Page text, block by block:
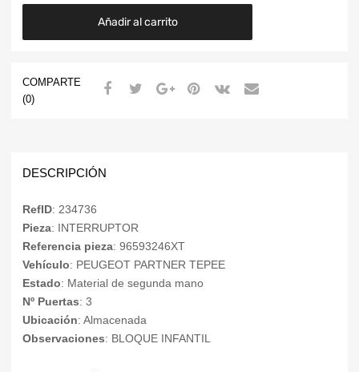
Añadir al carrito
COMPARTE
(0)
DESCRIPCIÓN
RefID: 234736
Pieza: INTERRUPTOR
Referencia pieza: 96593246XT
Vehículo: PEUGEOT PARTNER TEPEE
Estado: Material de segunda mano
Nº Puertas: 3
Ubicación: Almacenada
Observaciones: BLOQUE INFANTIL